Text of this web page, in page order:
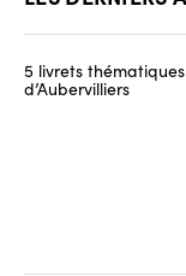
5 livrets
d’Aubervilliers